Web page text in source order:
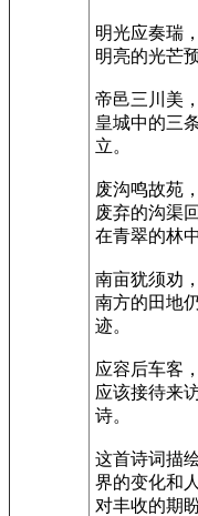
明光应奏瑞
明亮的光芒
帝邑三川美
皇城中的三
立。
废沟鸣故苑
废弃的沟渠
在青翠的林
南亩犹须劝
南方的田地
迹。
应容后车客
应该接待来
诗。
这首诗词描
界的变化和
对丰收的期